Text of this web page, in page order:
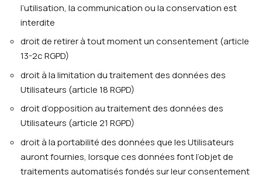
l’utilisation, la communication ou la conservation est
interdite
droit de retirer à tout moment un consentement (article
13-2c RGPD)
droit à la limitation du traitement des données des
Utilisateurs (article 18 RGPD)
droit d’opposition au traitement des données des
Utilisateurs (article 21 RGPD)
droit à la portabilité des données que les Utilisateurs
auront fournies, lorsque ces données font l’objet de
traitements automatisés fondés sur leur consentement